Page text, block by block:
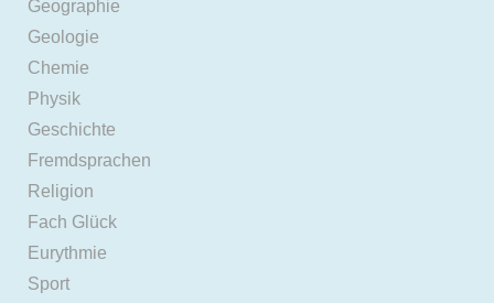
Geographie
Geologie
Chemie
Physik
Geschichte
Fremdsprachen
Religion
Fach Glück
Eurythmie
Sport